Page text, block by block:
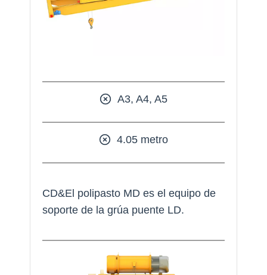
A3, A4, A5
4.05 metro
CD&El polipasto MD es el equipo de
soporte de la grúa puente LD.